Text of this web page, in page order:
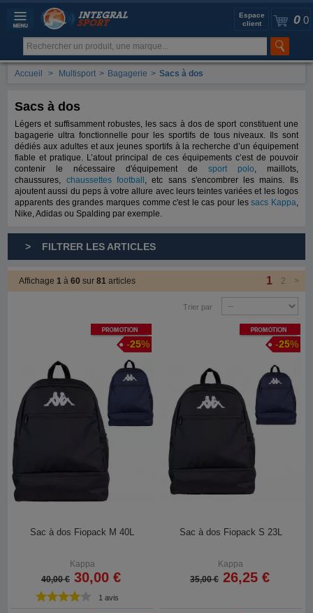
0 0
Espace
client
Accueil > Multisport > Bagagerie > Sacs à dos
Sacs à dos
Légers et suffisamment robustes, les sacs à dos de sport constituent une
bagagerie ultra fonctionnelle pour les sportifs de tous niveaux. Ils sont
dédiés aux adultes et aux jeunes sportifs à la recherche d’un équipement
fiable et pratique. L’atout principal de ces équipements c’est de pouvoir
contenir le nécessaire d'équipement de sport polo, maillots,
chaussures, chaussettes football , etc sans s'encombrer les mains. Ils
ajoutent aussi du peps à votre allure avec leurs teintes variées et les logos
apparents des grandes marques comme c'est le cas pour lessacs Kappa,
Nike, Adidas ou Spalding par exemple.
> FILTRER LES ARTICLES
Affichage1à60sur81articles 1 2 >
Trier par
Promotion
-25%
Sac à dos Fiopack M 40L
Kappa
40,00 € 30,00 €
1 avis
Promotion
-25%
Sac à dos Fiopack S 23L
Kappa
35,00 € 26,25 €